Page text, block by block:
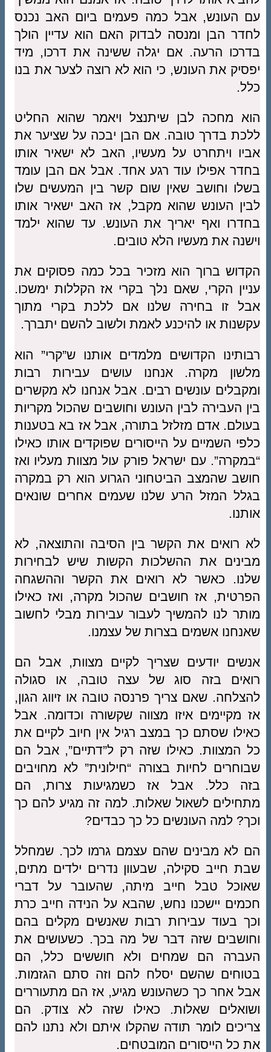
עם העונש, אבל כמה פעמים ביום האב נכנס
לחדר הבן ומנסה לבדוק האם הוא עדיין הולך
בדרכו הרעה. אם יגלה ששינה את דרכו, מיד
יפסיק את העונש, כי הוא לא רוצה לצער את בנו
כלל.
הוא מחכה לבן שיתנצל ויאמר שהוא החליט
ללכת בדרך טובה. אם הבן יבכה על שציער את
אביו ויתחרט על מעשיו, האב לא ישאיר אותו
בחדר אפילו עוד רגע אחד. אבל אם הבן עומד
בשלו וחושב שאין שום קשר בין המעשים שלו
לבין העונש שהוא מקבל, אז האב ישאיר אותו
בחדרו ואף יאריך את העונש. עד שהוא ילמד
וישנה את מעשיו הלא טובים.
הקדוש ברוך הוא מזכיר בכל כמה פסוקים את
עניין הקרי, שאם נלך בקרי אז הקללות ימשכו.
אבל זו בחירה שלנו אם ללכת בקרי מתוך
עקשנות או להיכנע לאמת ולשוב להשם יתברך.
רבותינו הקדושים מלמדים אותנו ש”קרי” הוא
מלשון מקרה. אנחנו עושים עבירות רבות
ומקבלים עונשים רבים. אבל אנחנו לא מקשרים
בין העבירה לבין העונש וחושבים שהכול מקריות
בעולם. אדם מזלזל בתורה, אבל אז בא בטענות
כלפי השמיים על הייסורים שפוקדים אותו כאילו
“במקרה”. עם ישראל פורק עול מצוות מעליו ואז
חושב שהמצב הביטחוני הגרוע הוא רק במקרה
בגלל המזל הרע שלנו שעמים אחרים שונאים
אותנו.
לא רואים את הקשר בין הסיבה והתוצאה, לא
מבינים את ההשלכות הקשות שיש לבחירות
שלנו. כאשר לא רואים את הקשר וההשגחה
הפרטית, אז חושבים שהכול מקרה, ואז כאילו
מותר לנו להמשיך לעבור עבירות מבלי לחשוב
שאנחנו אשמים בצרות של עצמנו.
אנשים יודעים שצריך לקיים מצוות, אבל הם
רואים בזה סוג של עצה טובה, או סגולה
להצלחה. שאם צריך פרנסה טובה או זיווג הגון,
אז מקיימים איזו מצווה שקשורה וכדומה. אבל
כאילו שסתם כך במצב רגיל אין חיוב לקיים את
כל המצוות. כאילו שזה רק ל”דתיים”, אבל הם
שבוחרים לחיות בצורה “חילונית” לא מחויבים
בזה כלל. אבל אז כשמגיעות צרות, הם
מתחילים לשאול שאלות. למה זה מגיע להם כך
וכך? למה העונשים כל כך כבדים?
הם לא מבינים שהם עצמם גרמו לכך. שמחלל
שבת חייב סקילה, שבעוון נדרים ילדים מתים,
שאוכל טבל חייב מיתה, שהעובר על דברי
חכמים יישכנו נחש, שהבא על הנידה חייב כרת
וכך בעוד עבירות רבות שאנשים מקלים בהם
וחושבים שזה דבר של מה בכך. כשעושים את
העברה הם שמחים ולא חוששים כלל, הם
בטוחים שהשם יסלח להם וזה סתם הגזמות.
אבל אחר כך כשהעונש מגיע, אז הם מתעוררים
ושואלים שאלות. כאילו שזה לא צודק. הם
צריכים לומר תודה שהקלו איתם ולא נתנו להם
את כל הייסורים המובטחים.